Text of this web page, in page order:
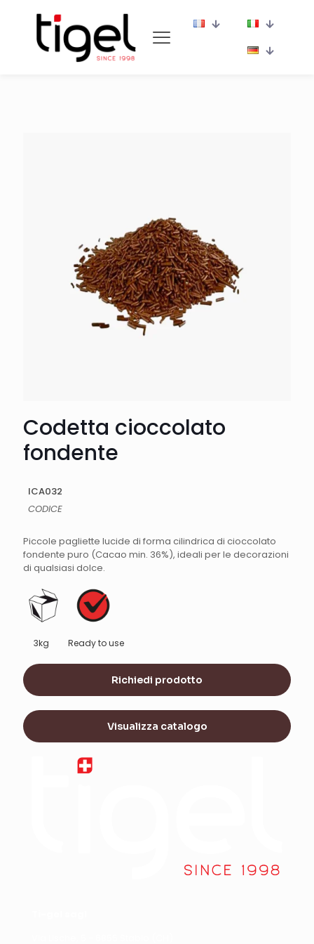
Codetta cioccolato
fondente
ICA032
CODICE
Piccole pagliette lucide di forma cilindrica di cioccolato
fondente puro (Cacao min. 36%), ideali per le decorazioni
di qualsiasi dolce.
3kg Ready to use
Richiedi prodotto
Visualizza catalogo